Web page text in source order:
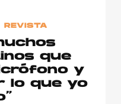
REVISTA
que
y
lo que yo